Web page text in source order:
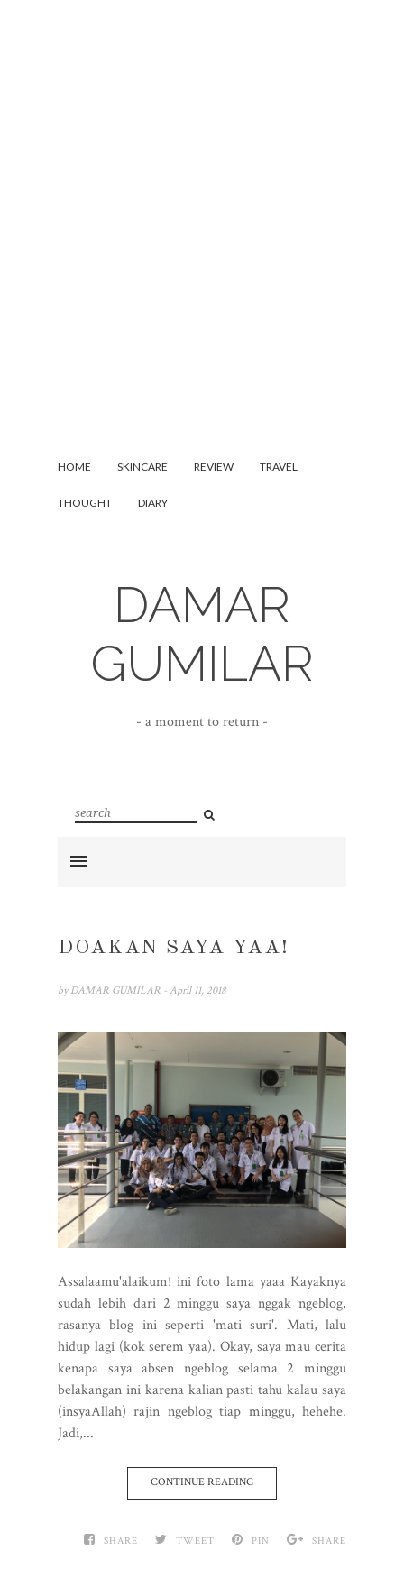
HOME SKINCARE REVIEW TRAVEL
THOUGHT DIARY
DAMAR
GUMILAR
- a moment to return -
DOAKAN SAYA YAA!
by DAMAR GUMILAR - April 11, 2018
Assalaamu'alaikum! ini foto lama yaaa Kayaknya
sudah lebih dari 2 minggu saya nggak ngeblog,
rasanya blog ini seperti 'mati suri'. Mati, lalu
hidup lagi (kok serem yaa). Okay, saya mau cerita
kenapa saya absen ngeblog selama 2 minggu
belakangan ini karena kalian pasti tahu kalau saya
(insyaAllah) rajin ngeblog tiap minggu, hehehe.
Jadi,...
CONTINUE READING
SHARE TWEET PIN SHARE